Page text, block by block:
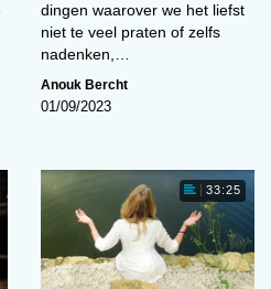
dingen waarover we het liefst
niet te veel praten of zelfs
nadenken,…
Anouk Bercht
01/09/2023
33:25